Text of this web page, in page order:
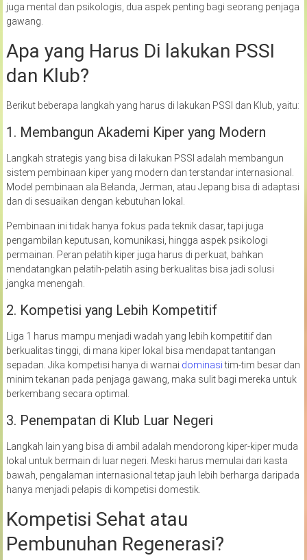
juga mental dan psikologis, dua aspek penting bagi seorang penjaga
gawang.
Apa yang Harus Di lakukan PSSI
dan Klub?
Berikut beberapa langkah yang harus di lakukan PSSI dan Klub, yaitu:
1. Membangun Akademi Kiper yang Modern
Langkah strategis yang bisa di lakukan PSSI adalah membangun
sistem pembinaan kiper yang modern dan terstandar internasional.
Model pembinaan ala Belanda, Jerman, atau Jepang bisa di adaptasi
dan di sesuaikan dengan kebutuhan lokal.
Pembinaan ini tidak hanya fokus pada teknik dasar, tapi juga
pengambilan keputusan, komunikasi, hingga aspek psikologi
permainan. Peran pelatih kiper juga harus di perkuat, bahkan
mendatangkan pelatih-pelatih asing berkualitas bisa jadi solusi
jangka menengah.
2. Kompetisi yang Lebih Kompetitif
Liga 1 harus mampu menjadi wadah yang lebih kompetitif dan
berkualitas tinggi, di mana kiper lokal bisa mendapat tantangan
sepadan. Jika kompetisi hanya di warnai dominasitim-tim besar dan
minim tekanan pada penjaga gawang, maka sulit bagi mereka untuk
berkembang secara optimal.
3. Penempatan di Klub Luar Negeri
Langkah lain yang bisa di ambil adalah mendorong kiper-kiper muda
lokal untuk bermain di luar negeri. Meski harus memulai dari kasta
bawah, pengalaman internasional tetap jauh lebih berharga daripada
hanya menjadi pelapis di kompetisi domestik.
Kompetisi Sehat atau
Pembunuhan Regenerasi?